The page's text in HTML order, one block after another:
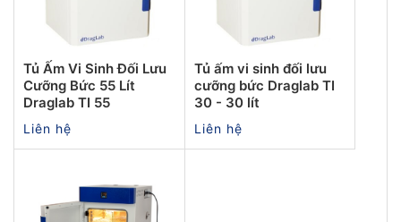
Tủ Ấm Vi Sinh Đối Lưu
Cưỡng Bức 55 Lít
Draglab TI 55
Liên hệ
Tủ ấm vi sinh đối lưu
cưỡng bức Draglab TI
30 - 30 lít
Liên hệ